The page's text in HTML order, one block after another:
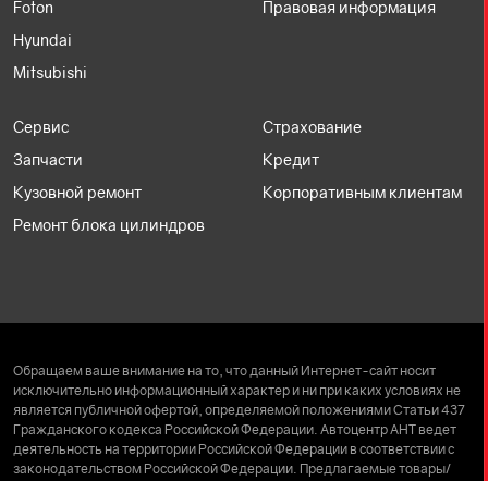
Foton
Hyundai
Mitsubishi
Правовая информация
Сервис
Запчасти
Кузовной ремонт
Ремонт блока цилиндров
Страхование
Кредит
Корпоративным клиентам
Обращаем ваше внимание на то, что данный Интернет-сайт носит
исключительно информационный характер и ни при каких условиях не
является публичной офертой, определяемой положениями Статьи 437
Гражданского кодекса Российской Федерации. Автоцентр АНТ ведет
деятельность на территории Российской Федерации в соответствии с
законодательством Российской Федерации. Предлагаемые товары/